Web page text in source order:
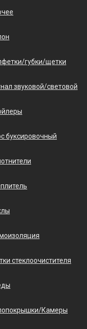
губки/щетки
звуковой/световой
буксировочный
стеклоочистителя
Камеры